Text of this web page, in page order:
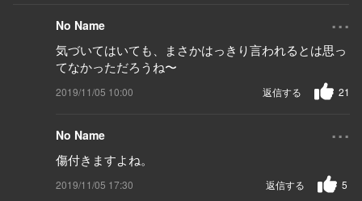
No Name ...
気づいてはいても、まさかはっきり言われるとは思っ
てなかっただろうね〜
2019/11/05 10:00 21
返信する
No Name ...
傷付きますよね。
2019/11/05 17:30 5
返信する